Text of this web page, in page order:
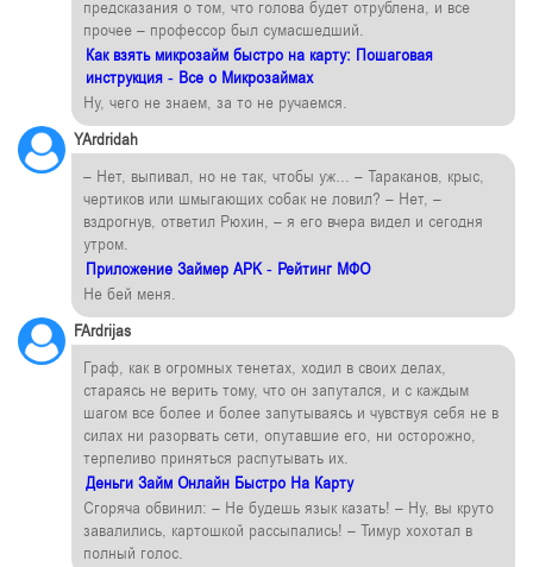
предсказания о том, что голова будет отрублена, и все
прочее – профессор был сумасшедший.
Как взять микрозайм быстро на карту: Пошаговая
инструкция - Все о Микрозаймах
Ну, чего не знаем, за то не ручаемся.
YArdridah
– Нет, выпивал, но не так, чтобы уж… – Тараканов, крыс,
чертиков или шмыгающих собак не ловил? – Нет, –
вздрогнув, ответил Рюхин, – я его вчера видел и сегодня
утром.
Приложение Займер APK - Рейтинг МФО
Не бей меня.
FArdrijas
Граф, как в огромных тенетах, ходил в своих делах,
стараясь не верить тому, что он запутался, и с каждым
шагом все более и более запутываясь и чувствуя себя не в
силах ни разорвать сети, опутавшие его, ни осторожно,
терпеливо приняться распутывать их.
Деньги Займ Онлайн Быстро На Карту
Сгоряча обвинил: – Не будешь язык казать! – Ну, вы круто
завалились, картошкой рассыпались! – Тимур хохотал в
полный голос.